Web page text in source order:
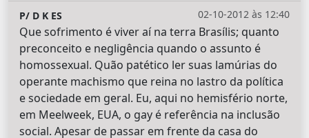
02-10-2012 às 12:40
P/ D K ES
Que sofrimento é viver aí na terra Brasílis; quanto
preconceito e negligência quando o assunto é
homossexual. Quão patético ler suas lamúrias do
operante machismo que reina no lastro da política
e sociedade em geral. Eu, aqui no hemisfério norte,
em Meelweek, EUA, o gay é referência na inclusão
social. Apesar de passar em frente da casa do